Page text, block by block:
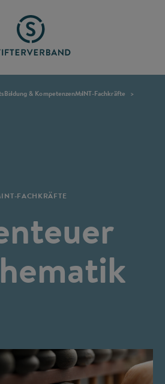
Bildung & KompetenzenMINT-Fachkräfte
FACHKRÄFTE